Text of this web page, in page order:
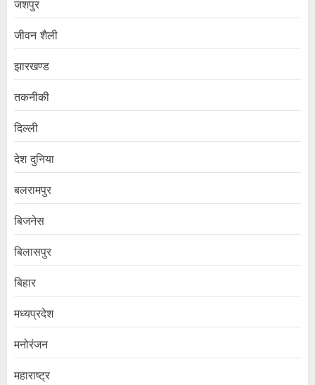
जशपुर
जीवन शैली
झारखण्ड
तकनीकी
दिल्ली
देश दुनिया
बलरामपुर
बिजनेस
बिलासपुर
बिहार
मध्यप्रदेश
मनोरंजन
महाराष्ट्र